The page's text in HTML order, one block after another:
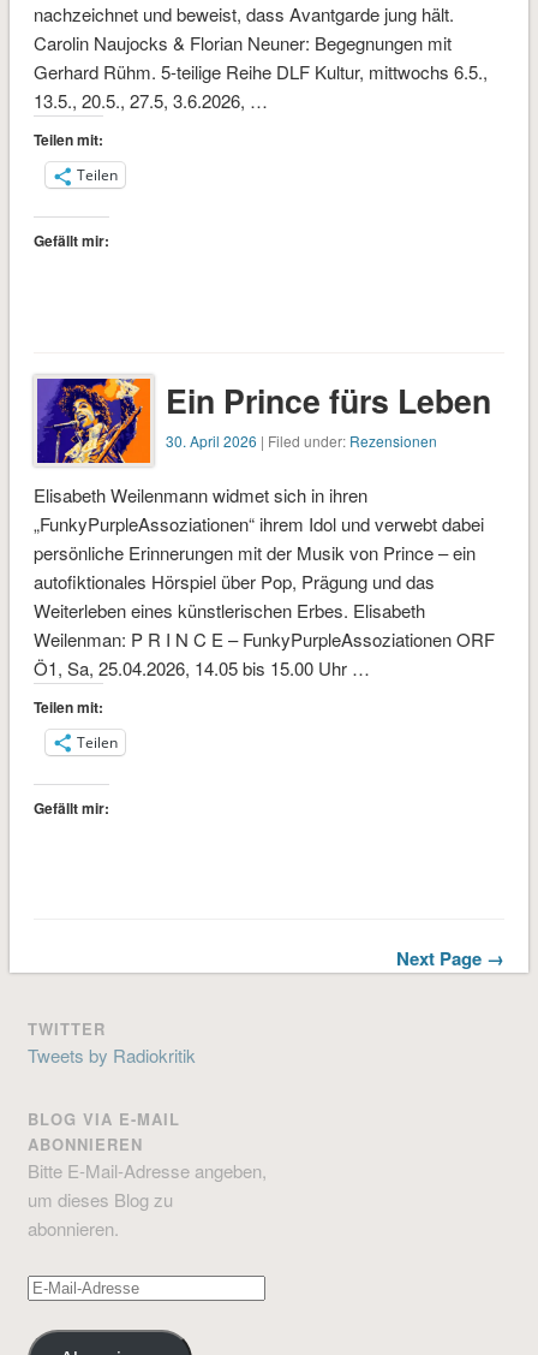
nachzeichnet und beweist, dass Avantgarde jung hält.
Carolin Naujocks & Florian Neuner: Begegnungen mit
Gerhard Rühm. 5-teilige Reihe DLF Kultur, mittwochs 6.5.,
13.5., 20.5., 27.5, 3.6.2026, …
Teilen mit:
Teilen
Gefällt mir:
Ein Prince fürs Leben
30. April 2026 | Filed under: Rezensionen
Elisabeth Weilenmann widmet sich in ihren
„FunkyPurpleAssoziationen“ ihrem Idol und verwebt dabei
persönliche Erinnerungen mit der Musik von Prince – ein
autofiktionales Hörspiel über Pop, Prägung und das
Weiterleben eines künstlerischen Erbes. Elisabeth
Weilenman: P R I N C E – FunkyPurpleAssoziationen ORF
Ö1, Sa, 25.04.2026, 14.05 bis 15.00 Uhr …
Teilen mit:
Teilen
Gefällt mir:
Next Page →
TWITTER
Tweets by Radiokritik
BLOG VIA E-MAIL
ABONNIEREN
Bitte E-Mail-Adresse angeben,
um dieses Blog zu
abonnieren.
E-
Adresse